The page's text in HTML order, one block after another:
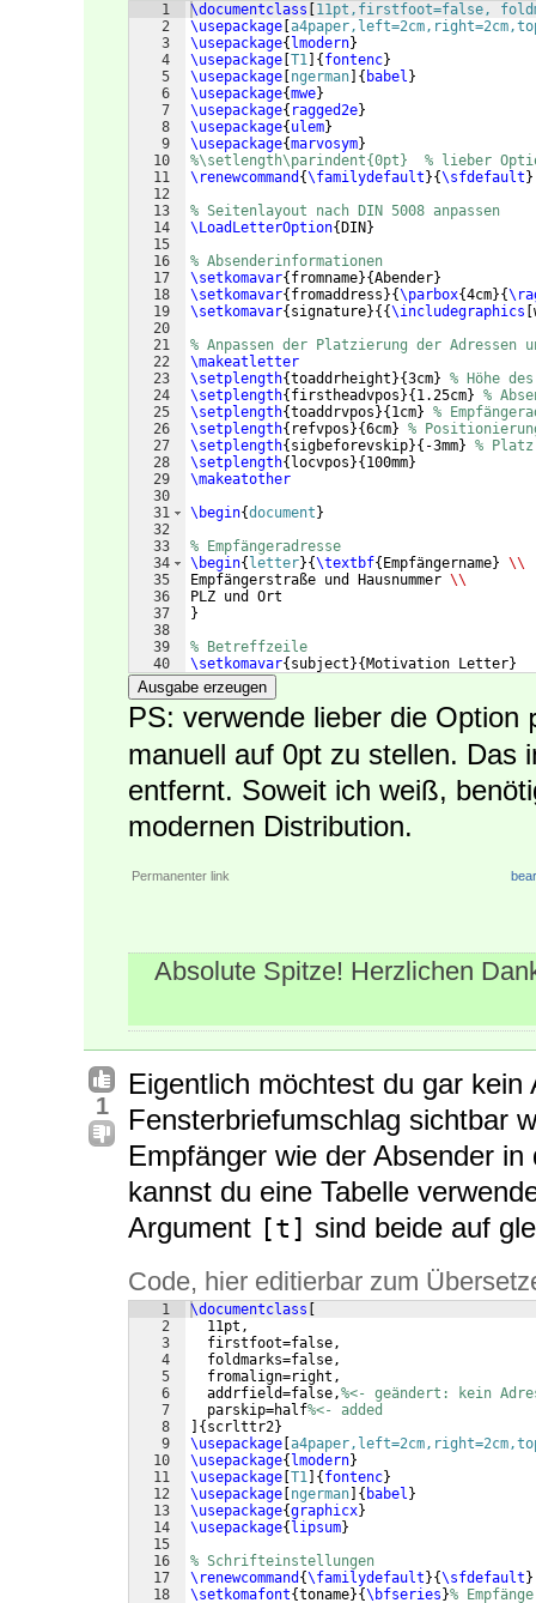
1
2
3
4
5
6
7
8
9
10
11
12
13
14
15
16
17
18
19
20
21
22
23
24
25
26
27
28
29
30
31
32
33
34
35
36
37
38
39
40
41
\documentclass
11pt,firstfoot=false,
\usepackage
\usepackage{ lmodern}
\usepackage T1 { fontenc}
\usepackage ngerman { babel }
\usepackage{mwe}
\usepackage{ ragged2e}
\usepackage{ ulem}
\usepackage{marvosym}
%\setlength\parindent{0pt}  % lieber
\renewcommand {\familydefault }{\sfdefault }
% Seitenlayout nach DIN 5008 anpassen
\LoadLetterOption{ DIN }
% Absenderinformationen
\setkomavar{ fromname}{Abender}
\setkomavar{ fromaddress }{\parbox{4cm}{
\setkomavar{ signature}{{\includegraphics
% Anpassen der Platzierung der Adressen
\makeatletter
\setplength{toaddrheight }{3cm} % Höhe
\setplength{ firstheadvpos }{ 1.25cm} %
\setplength{toaddrvpos }{ 1cm} %
\setplength{ refvpos }{6cm} %
\setplength{ sigbeforevskip}{ -3mm} %
\setplength{ locvpos }{ 100mm}
\makeatother
\begin{document }
% Empfängeradresse
\begin{ letter}{\textbf{ Empfängername} \\
Empfängerstraße und Hausnummer \\
PLZ und Ort
}
% Betreffzeile
\setkomavar{ subject }{ Motivation Letter}
Ausgabe erzeugen
PS: verwende lieber die Option
manuell auf 0pt zu stellen. Das
entfernt. Soweit ich weiß,
modernen Distribution.
Permanenter link
Absolute Spitze! Herzlichen
1
Eigentlich möchtest du gar
Fensterbriefumschlag sichtbar
Empfänger wie der Absender
kannst du eine Tabelle
Argument [t] sind beide auf
Code, hier editierbar zum
1
2
3
4
5
6
7
8
9
10
11
12
13
14
15
16
17
18
\documentclass
  11pt,
  firstfoot=false,
  foldmarks=false,
  fromalign=right,
  addrfield=false,
%<- geändert: kein
  parskip=half
%<- added
{ scrlttr2}
\usepackage
\usepackage{ lmodern}
\usepackage T1 { fontenc}
\usepackage ngerman { babel }
\usepackage{graphicx}
\usepackage{ lipsum}
% Schrifteinstellungen
\renewcommand {\familydefault }{\sfdefault }
\setkomafont{toname}{\bfseries }%